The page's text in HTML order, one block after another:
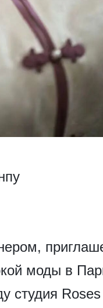
моды в
студия